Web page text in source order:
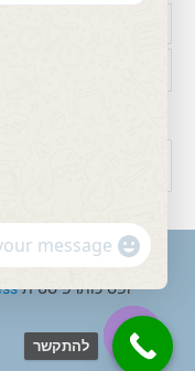
a
c
f
ופסיכותרפיסטית CBT | Powered by
להתקשר
"+chaty_settings.lang.emoji_picker+"
WhatsApp